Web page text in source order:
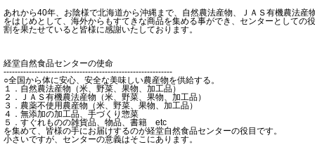
あれから40年、お陰様で北海道から沖縄まで、自然農法産物、ＪＡＳ有機農法産
をはじめとして、海外からもすてきな商品を集める事ができ、センターとしての役
割を果たせていると皆様に感謝いたしております。
経堂自然食品センターの使命
------------------------------------------------------------
○全国から体に安心、安全な美味しい農産物を供給する。
１．自然農法産物（米、野菜、果物、加工品）
２．ＪＡＳ有機農法産物（米、野菜、果物、加工品）
３．農薬不使用農産物（米、野菜、果物、加工品）
４．無添加の加工品、手づくり惣菜
５．すぐれものの雑貨品、物品、書籍 etc
を集めて、皆様の手にお届けするのが経堂自然食品センターの役目です。
小さいですが、センターの意義はそこにあります。